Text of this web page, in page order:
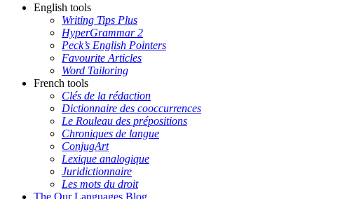
English tools
Writing Tips Plus
HyperGrammar 2
Peck’s English Pointers
Favourite Articles
Word Tailoring
French tools
Clés de la rédaction
Dictionnaire des cooccurrences
Le Rouleau des prépositions
Chroniques de langue
ConjugArt
Lexique analogique
Juridictionnaire
Les mots du droit
The Our Languages Blog